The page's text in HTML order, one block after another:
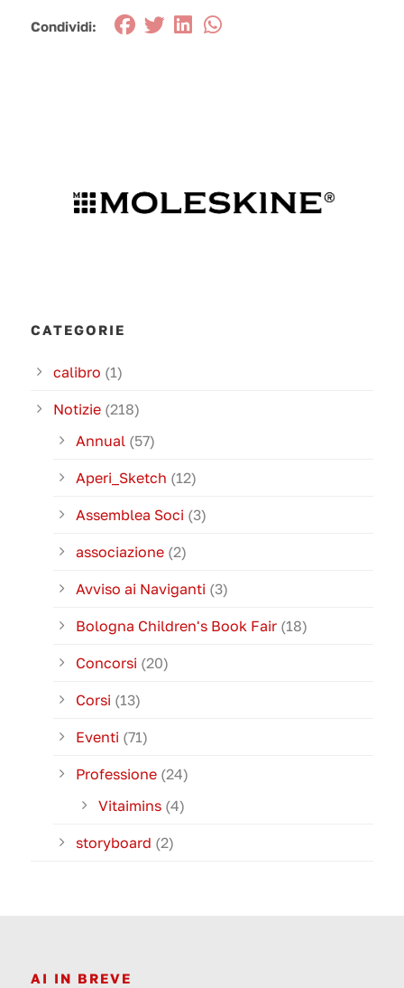
Condividi:
CATEGORIE
calibro (1)
Notizie (218)
Annual (57)
Aperi_Sketch (12)
Assemblea Soci (3)
associazione (2)
Avviso ai Naviganti (3)
Bologna Children's Book Fair (18)
Concorsi (20)
Corsi (13)
Eventi (71)
Professione (24)
Vitaimins (4)
storyboard (2)
AI IN BREVE